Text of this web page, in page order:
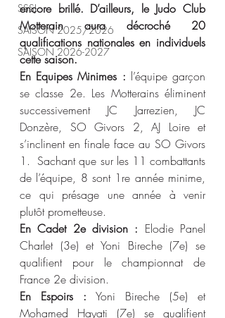
SSSJ
SAISON 2025/2026
SAISON 2026-2027
encore brillé. D’ailleurs, le Judo Club
Motterain aura décroché 20
qualifications nationales en individuels
cette saison.
En Equipes Minimes : l’équipe garçon
se classe 2e. Les Motterains éliminent
successivement JC Jarrezien, JC
Donzère, SO Givors 2, AJ Loire et
s’inclinent en finale face au SO Givors
1. Sachant que sur les 11 combattants
de l’équipe, 8 sont 1re année minime,
ce qui présage une année à venir
plutôt prometteuse.
En Cadet 2e division : Elodie Panel
Charlet (3e) et Yoni Bireche (7e) se
qualifient pour le championnat de
France 2e division.
En Espoirs : Yoni Bireche (5e) et
Mohamed Hayati (7e) se qualifient